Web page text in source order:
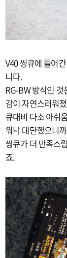
V40 씽큐에 들어
니다.
RG-BW 방식인
감이 자연스러워
큐대비 다소 아쉬
워낙 대단했으니
씽큐가 더 만족스
죠.